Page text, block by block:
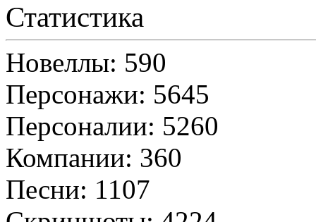
Статистика
Новеллы: 590
Персонажи: 5645
Персоналии: 5260
Компании: 360
Песни: 1107